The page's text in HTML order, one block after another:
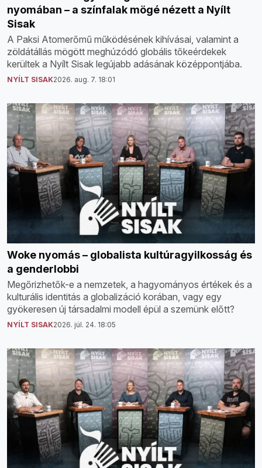
nyomában – a színfalak mögé nézett a Nyílt
Sisak
A Paksi Atomerőmű működésének kihívásai, valamint a
zöldátállás mögött meghúzódó globális tőkeérdekek
kerültek a Nyílt Sisak legújabb adásának középpontjába.
NYÍLT SISAK2026. aug. 7. 18:01
Woke nyomás – globalista kultúragyilkosság és
a genderlobbi
Megőrizhetők-e a nemzetek, a hagyományos értékek és a
kulturális identitás a globalizáció korában, vagy egy
gyökeresen új társadalmi modell épül a szemünk előtt?
NYÍLT SISAK2026. júl. 24. 18:05